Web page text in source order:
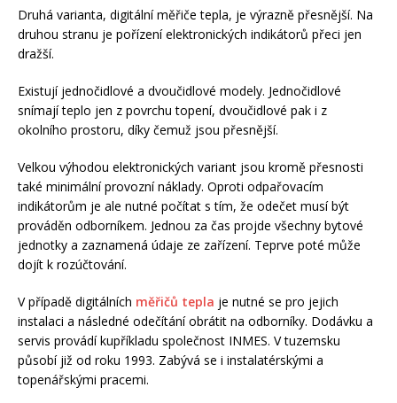
Druhá varianta, digitální měřiče tepla, je výrazně přesnější. Na
druhou stranu je pořízení elektronických indikátorů přeci jen
dražší.
Existují jednočidlové a dvoučidlové modely. Jednočidlové
snímají teplo jen z povrchu topení, dvoučidlové pak i z
okolního prostoru, díky čemuž jsou přesnější.
Velkou výhodou elektronických variant jsou kromě přesnosti
také minimální provozní náklady. Oproti odpařovacím
indikátorům je ale nutné počítat s tím, že odečet musí být
prováděn odborníkem. Jednou za čas projde všechny bytové
jednotky a zaznamená údaje ze zařízení. Teprve poté může
dojít k rozúčtování.
V případě digitálních měřičů tepla je nutné se pro jejich
instalaci a následné odečítání obrátit na odborníky. Dodávku a
servis provádí kupříkladu společnost INMES. V tuzemsku
působí již od roku 1993. Zabývá se i instalatérskými a
topenářskými pracemi.